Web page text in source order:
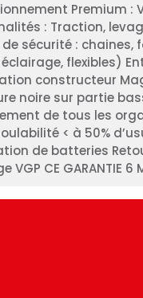
Premium :
: Traction,
sécurité : chaines,
flexibles)
constructeur
noire sur partie
de tous les
< à 50%
de batteries
VGP CE GARANTIE 6